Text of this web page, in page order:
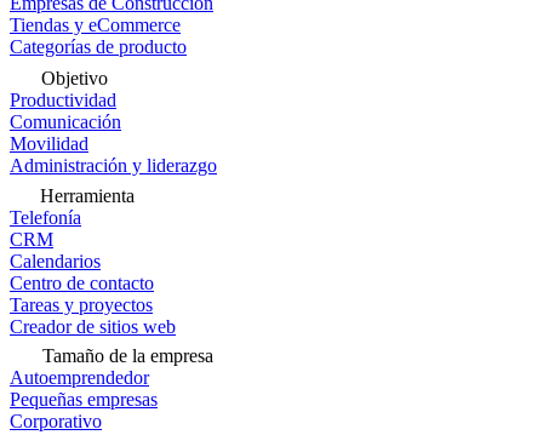
Tiendas y eCommerce
Categorías de producto
Objetivo
Productividad
Comunicación
Movilidad
Administración y liderazgo
Herramienta
Telefonía
CRM
Calendarios
Centro de contacto
Tareas y proyectos
Creador de sitios web
Tamaño de la empresa
Autoemprendedor
Pequeñas empresas
Corporativo